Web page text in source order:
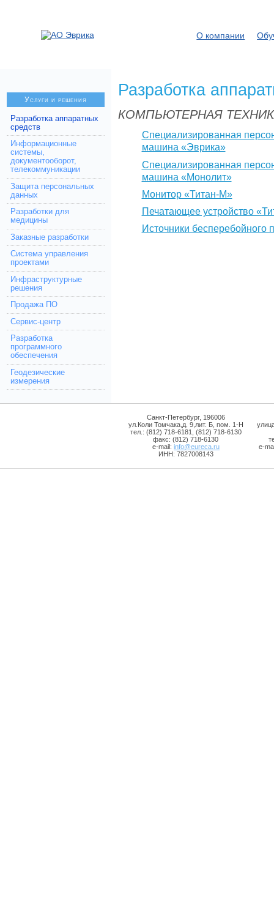
О компании
Услуги и решения
Разработка аппаратных
средств
Информационные
системы,
документооборот,
телекоммуникации
Защита персональных
данных
Разработки для
медицины
Заказные разработки
Система управления
проектами
Инфраструктурные
решения
Продажа ПО
Сервис-центр
Разработка
программного
обеспечения
Геодезические
измерения
Разработка
КОМПЬЮТЕРНАЯ
Специализированная
машина «Эврика»
Специализированная
машина «Монолит»
Монитор «Титан-М»
Печатающее устройство
Источники бесперебойного
Санкт-Петербург, 196006
ул.Коли Томчака,д. 9,лит. Б, пом. 1-Н
тел.: (812) 718-6181, (812) 718-6130
факс: (812) 718-6130
e-mail: info@eureca.ru
ИНН: 7827008143
e-